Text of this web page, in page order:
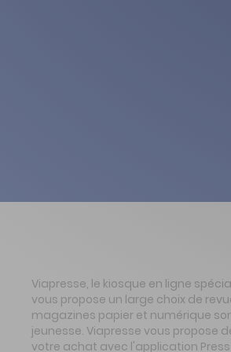
Viapresse, le kiosque en ligne
vous propose un large choix de
magazines papier et numérique
jeunesse. Viapresse vous propose
votre achat avec l'application